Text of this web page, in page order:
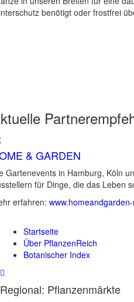
benötigt oder frostfrei
& GARDEN
Gartenevents in Hamburg, Köln
für Dinge, die das Leben
erfahren:
Startseite
Über PflanzenReich
Botanischer Index
Regional: Pflanzenmärkte